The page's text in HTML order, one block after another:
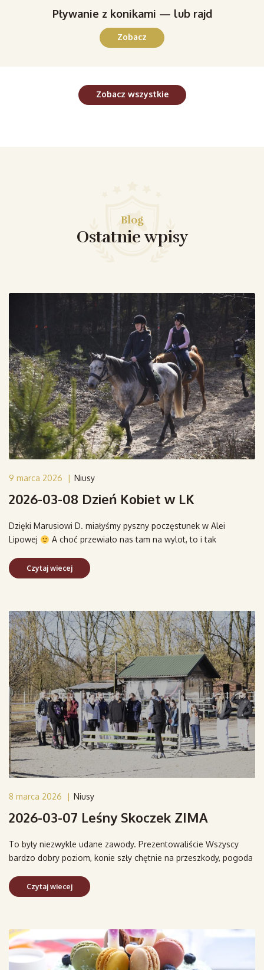
Pływanie z konikami — lub rajd
Zobacz
Zobacz wszystkie
Blog
Ostatnie wpisy
9 marca 2026 | Niusy
2026-03-08 Dzień Kobiet w LK
Dzięki Marusiowi D. miałyśmy pyszny poczęstunek w Alei
Lipowej
A choć przewiało nas tam na wylot, to i tak
Czytaj wiecej
8 marca 2026 | Niusy
2026-03-07 Leśny Skoczek ZIMA
To były niezwykle udane zawody. Prezentowaliście Wszyscy
bardzo dobry poziom, konie szły chętnie na przeszkody, pogoda
Czytaj wiecej